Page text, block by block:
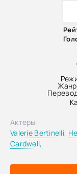
Актеры:
Valerie Bertinelli,
Cardwell,